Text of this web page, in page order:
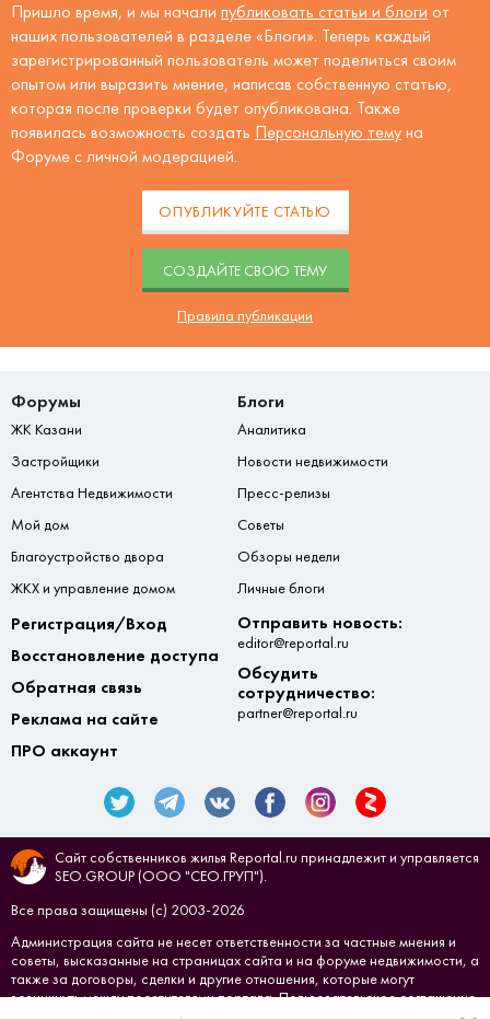
Пришло время, и мы начали публиковать статьи и блоги от
наших пользователей в разделе «Блоги». Теперь каждый
зарегистрированный пользователь может поделиться своим
опытом или выразить мнение, написав собственную статью,
которая после проверки будет опубликована. Также
появилась возможность создать Персональную тему на
Форуме с личной модерацией.
ОПУБЛИКУЙТЕ СТАТЬЮ
CОЗДАЙТЕ СВОЮ ТЕМУ
Правила публикации
Форумы
ЖК Казани
Застройщики
Агентства Недвижимости
Мой дом
Благоустройство двора
ЖКХ и управление домом
Блоги
Аналитика
Новости недвижимости
Пресс-релизы
Советы
Обзоры недели
Личные блоги
Регистрация/Вход
Восстановление доступа
Обратная связь
Реклама на сайте
ПРО аккаунт
Отправить новость:
editor@reportal.ru
Обсудить
сотрудничество:
partner@reportal.ru
Сайт собственников жилья Reportal.ru принадлежит и управляется
SEO.GROUP (ООО "СЕО.ГРУП").
Все права защищены (с) 2003-2026
Администрация сайта не несет ответственности за частные мнения и
советы, высказанные на страницах сайта и на форуме недвижимости, а
также за договоры, сделки и другие отношения, которые могут
возникнуть между посетителями портала.Пользовательское соглашение